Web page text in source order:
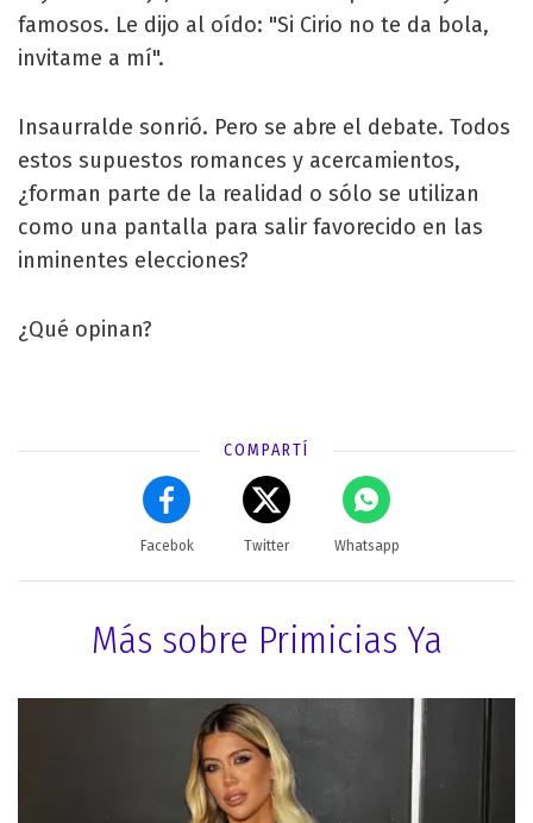
famosos. Le dijo al oído: "Si Cirio no te da bola,
invitame a mí".
Insaurralde sonrió. Pero se abre el debate. Todos
estos supuestos romances y acercamientos,
¿forman parte de la realidad o sólo se utilizan
como una pantalla para salir favorecido en las
inminentes elecciones?
¿Qué opinan?
COMPARTÍ
Facebok Twitter Whatsapp
Más sobre Primicias Ya